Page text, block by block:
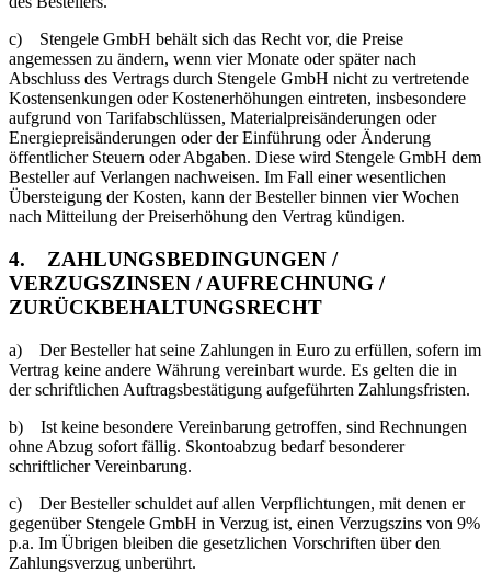
c) Stengele GmbH behält sich das Recht vor, die Preise
angemessen zu ändern, wenn vier Monate oder später nach
Abschluss des Vertrags durch Stengele GmbH nicht zu vertretende
Kostensenkungen oder Kostenerhöhungen eintreten, insbesondere
aufgrund von Tarifabschlüssen, Materialpreisänderungen oder
Energiepreisänderungen oder der Einführung oder Änderung
öffentlicher Steuern oder Abgaben. Diese wird Stengele GmbH dem
Besteller auf Verlangen nachweisen. Im Fall einer wesentlichen
Übersteigung der Kosten, kann der Besteller binnen vier Wochen
nach Mitteilung der Preiserhöhung den Vertrag kündigen.
4. ZAHLUNGSBEDINGUNGEN /
VERZUGSZINSEN / AUFRECHNUNG /
ZURÜCKBEHALTUNGSRECHT
a) Der Besteller hat seine Zahlungen in Euro zu erfüllen, sofern im
Vertrag keine andere Währung vereinbart wurde. Es gelten die in
der schriftlichen Auftragsbestätigung aufgeführten Zahlungsfristen.
b) Ist keine besondere Vereinbarung getroffen, sind Rechnungen
ohne Abzug sofort fällig. Skontoabzug bedarf besonderer
schriftlicher Vereinbarung.
c) Der Besteller schuldet auf allen Verpflichtungen, mit denen er
gegenüber Stengele GmbH in Verzug ist, einen Verzugszins von 9%
p.a. Im Übrigen bleiben die gesetzlichen Vorschriften über den
Zahlungsverzug unberührt.